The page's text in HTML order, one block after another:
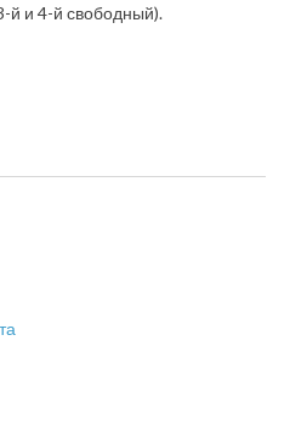
й и 4-й свободный).